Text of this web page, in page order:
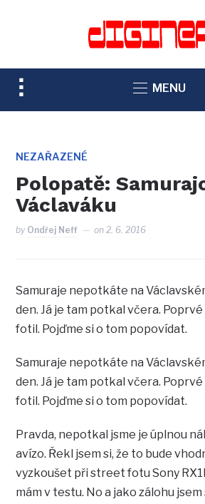
TOGGLE
SIDEBAR
NAVIGATION
MENU
NEZAŘAZENÉ
Polopatě:
Václaváku
by Ondřej Neff on2. 6. 2016
Samuraje nepotkáte na
den. Já je tam potkal včera.
fotil. Pojďme si o tom popovídat.
Samuraje nepotkáte na
den. Já je tam potkal včera.
fotil. Pojďme si o tom popovídat.
Pravda, nepotkal jsme je úplnou
avízo. Řekl jsem si, že to bude
vyzkoušet při street fotu Sony
mám v testu. No a jako zálohu jsem